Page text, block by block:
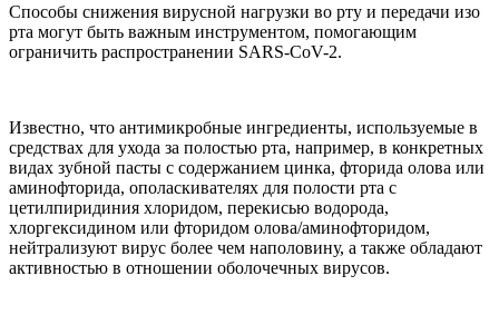
Способы снижения вирусной нагрузки во рту и передачи изо
рта могут быть важным инструментом, помогающим
ограничить распространении SARS-CoV-2.
Известно, что антимикробные ингредиенты, используемые в
средствах для ухода за полостью рта, например, в конкретных
видах зубной пасты с содержанием цинка, фторида олова или
аминофторида, ополаскивателях для полости рта с
цетилпиридиния хлоридом, перекисью водорода,
хлоргексидином или фторидом олова/аминофторидом,
нейтрализуют вирус более чем наполовину, а также обладают
активностью в отношении оболочечных вирусов.